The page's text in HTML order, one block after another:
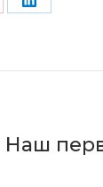
Share
Next
Наш